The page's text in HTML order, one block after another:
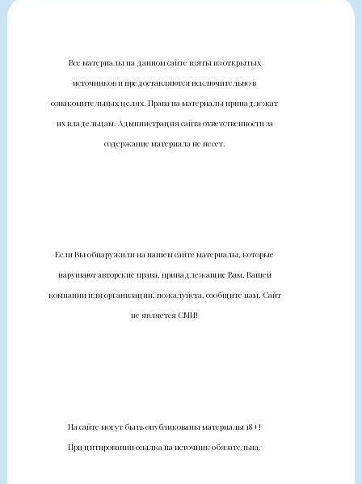
Все материалы на данном сайте взяты из открытых
источников и предоставляются исключительно в
ознакомительных целях. Права на материалы принадлежат
их владельцам. Администрация сайта ответственности за
содержание материала не несет.
Если Вы обнаружили на нашем сайте материалы, которые
нарушают авторские права, принадлежащие Вам, Вашей
компании или организации, пожалуйста, сообщите нам. Сайт
не является СМИ!
На сайте могут быть опубликованы материалы 18+!
При цитировании ссылка на источник обязательна.